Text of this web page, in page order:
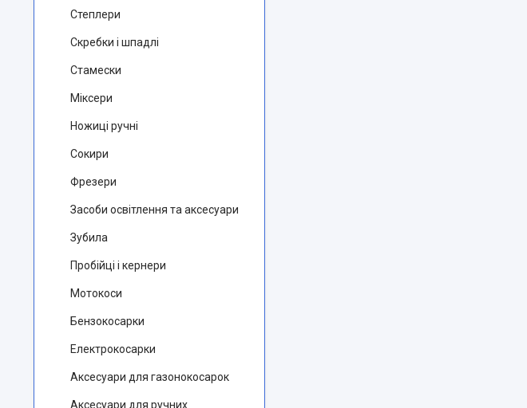
Степлери
Скребки і шпадлі
Стамески
Міксери
Ножиці ручні
Сокири
Фрезери
Засоби освітлення та аксесуари
Зубила
Пробійці і кернери
Мотокоси
Бензокосарки
Електрокосарки
Аксесуари для газонокосарок
Аксесуари для ручних